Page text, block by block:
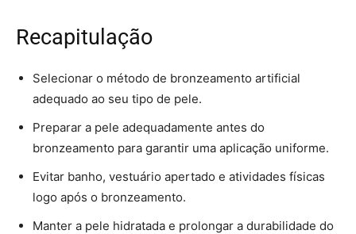
Recapitulação
Selecionar o método de bronzeamento artificial
adequado ao seu tipo de pele.
Preparar a pele adequadamente antes do
bronzeamento para garantir uma aplicação uniforme.
Evitar banho, vestuário apertado e atividades físicas
logo após o bronzeamento.
Manter a pele hidratada e prolongar a durabilidade do